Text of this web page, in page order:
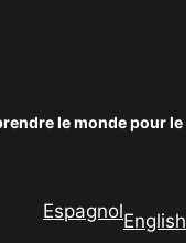
le monde pour le
EspagnolEnglish